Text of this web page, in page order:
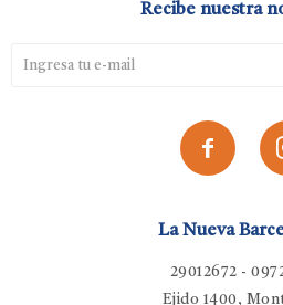
La Nueva
29012672 -
Ejido 1400,
Recibe nuestra
